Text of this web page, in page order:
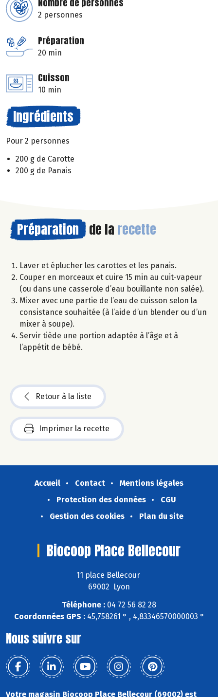
Nombre de personnes
2 personnes
Préparation
20 min
Cuisson
10 min
Ingrédients
Pour 2 personnes
200 g de Carotte
200 g de Panais
Préparation de la recette
Laver et éplucher les carottes et les panais.
Couper en morceaux et cuire 15 min au cuit-vapeur
(ou dans une casserole d’eau bouillante non salée).
Mixer avec une partie de l’eau de cuisson selon la
consistance souhaitée (à l’aide d’un blender ou d’un
mixer à soupe).
Servir tiède une portion adaptée à l’âge et à
l’appétit de bébé.
Retour à la liste
Imprimer la recette
Accueil Contact
Mentions légales
Protection des données
CGU
Gestion des cookies
Plan du site
Biocoop Place Bellecour
11 place Bellecour
69002 Lyon
Téléphone : 04 72 56 82 28
Coordonnées GPS :45,758261 ° , 4,83346570000003 °
Nous suivre sur
Votre magasin Biocoop Place Bellecour (69002) est